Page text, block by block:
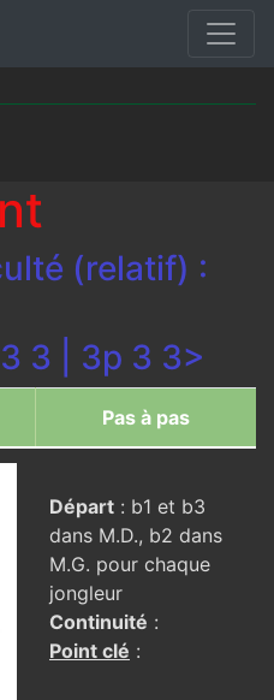
(relatif) :
3 | 3p 3 3>
Pas à pas
Départ : b1 et b3
dans M.D., b2 dans
M.G. pour chaque
jongleur
Continuité :
Point clé :